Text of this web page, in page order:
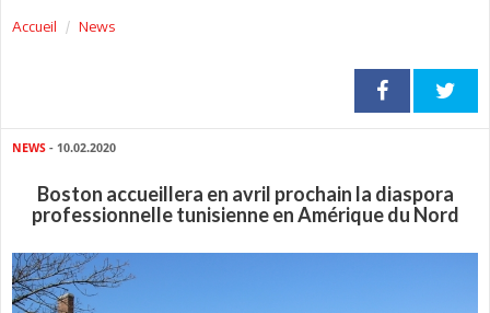
Accueil News
NEWS - 10.02.2020
Boston accueillera en avril prochain la diaspora
professionnelle tunisienne en Amérique du Nord